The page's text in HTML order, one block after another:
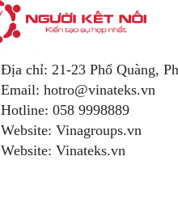
Địa chỉ: 21-23 Phổ Quàng,
Email: hotro@vinateks.vn
Hotline: 058 9998889
Website: Vinagroups.vn
Website: Vinateks.vn